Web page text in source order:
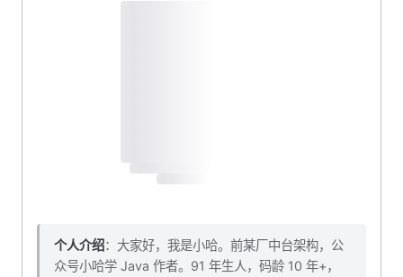
个人介绍：大家好，我是小哈。前某厂中台架构，公
众号小哈学 Java 作者。91 年生人，码龄 10 年+，